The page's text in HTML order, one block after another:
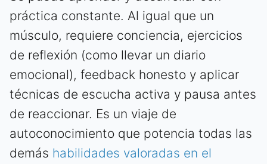
práctica constante. Al igual que un
músculo, requiere conciencia, ejercicios
de reflexión (como llevar un diario
emocional), feedback honesto y aplicar
técnicas de escucha activa y pausa antes
de reaccionar. Es un viaje de
autoconocimiento que potencia todas las
demás habilidades valoradas en el